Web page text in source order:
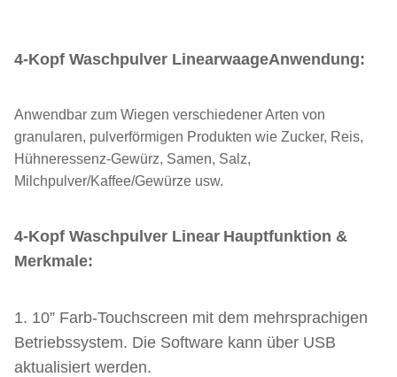
4-Kopf Waschpulver LinearwaageAnwendung:
Anwendbar zum Wiegen verschiedener Arten von
granularen, pulverförmigen Produkten wie Zucker, Reis,
Hühneressenz-Gewürz, Samen, Salz,
Milchpulver/Kaffee/Gewürze usw.
4-Kopf Waschpulver Linear Hauptfunktion &
Merkmale:
1. 10” Farb-Touchscreen mit dem mehrsprachigen
Betriebssystem. Die Software kann über USB
aktualisiert werden.